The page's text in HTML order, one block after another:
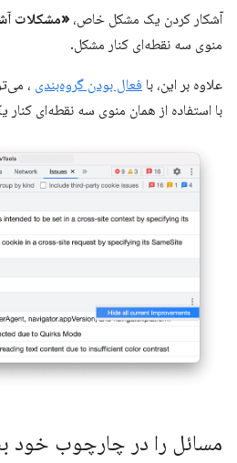
آشکار کردن یک مشکل خاص، «مشکلات
منوی سه نقطه‌ای کنار مشکل.
علاوه بر این، با فعال بودن گروه‌بندی ،
با استفاده از همان منوی سه نقطه‌ای کنار
مسائل را در چارچوب خود